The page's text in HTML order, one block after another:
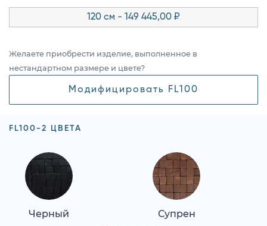
120 см - 149 445,00 ₽
Желаете приобрести изделие, выполненное в
нестандартном размере и цвете?
Модифицировать FL100
FL100-2 ЦВЕТА
Черный Супрен